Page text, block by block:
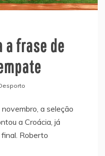
a frase de
a seleção
a Croácia, já
Roberto